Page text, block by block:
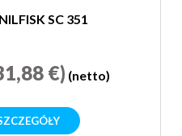
SC 351
€) (netto)